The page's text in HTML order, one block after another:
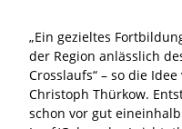
„Ein gezieltes
der Region anlässlich
Crosslaufs“ – so die
Christoph Thürkow.
schon vor gut